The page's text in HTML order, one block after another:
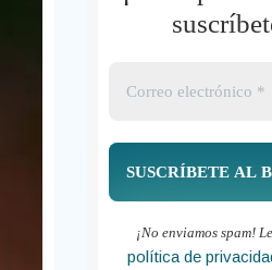
¡No enviamos spam!
política de